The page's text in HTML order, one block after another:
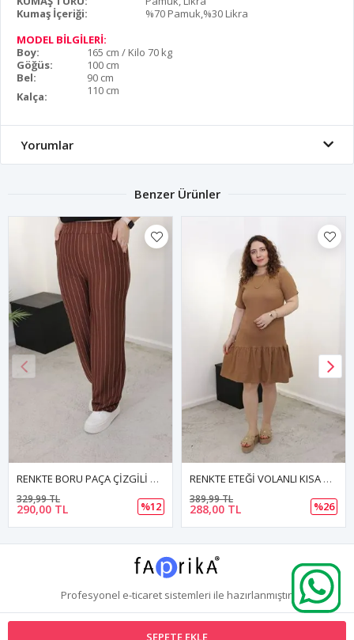
SEPETE EKLE
Kumaş İçeriği:
%70 Pamuk,%30 Likra
MODEL BİLGİLERİ:
Boy:
165 cm / Kilo 70 kg
Göğüs:
100 cm
Bel:
90 cm
Kalça:
110 cm
Yorumlar
Benzer Ürünler
RENKTE BORU PAÇA ÇİZGİLİ KAHVERENGİ PANTOLON
%12
RENKTE ETEĞİ VOLANLI KISA KOLLU KAHVE ELBİSE
%26
Profesyonel e-ticaretsistemleri ile hazırlanmıştır.